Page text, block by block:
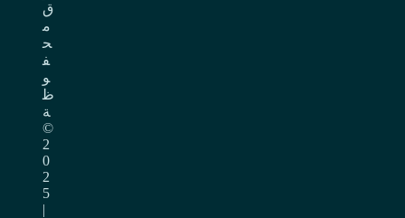
ق
م
ح
ف
و
ظ
ة
©
2
0
2
5
|